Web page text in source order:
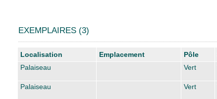
EXEMPLAIRES (3)
Liste des exemplaires
Localisation Emplacement Pôle
Palaiseau
Vert
Palaiseau
Vert